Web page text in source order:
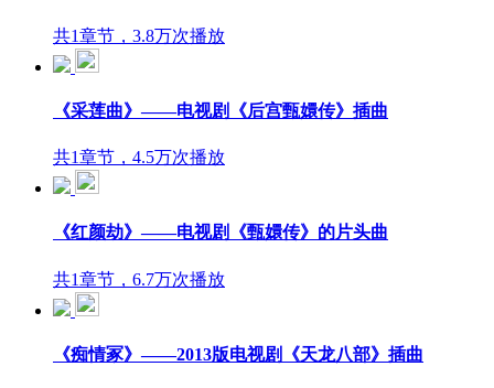
共1章节，3.8万次播放
《采莲曲》——电视剧《后宫甄嬛传》插曲
共1章节，4.5万次播放
《红颜劫》——电视剧《甄嬛传》的片头曲
共1章节，6.7万次播放
《痴情冢》——2013版电视剧《天龙八部》插曲